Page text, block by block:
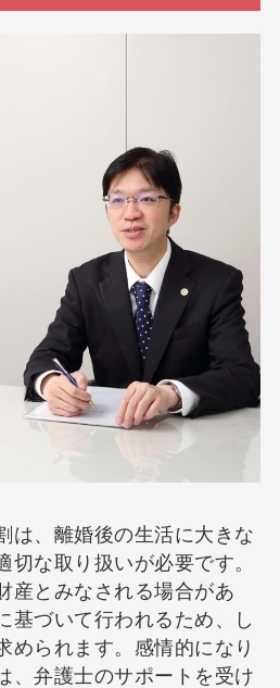
は、離婚後の生活に大きな
切な取り扱いが必要です。
産とみなされる場合があ
基づいて行われるため、し
められます。感情的になり
、弁護士のサポートを受け